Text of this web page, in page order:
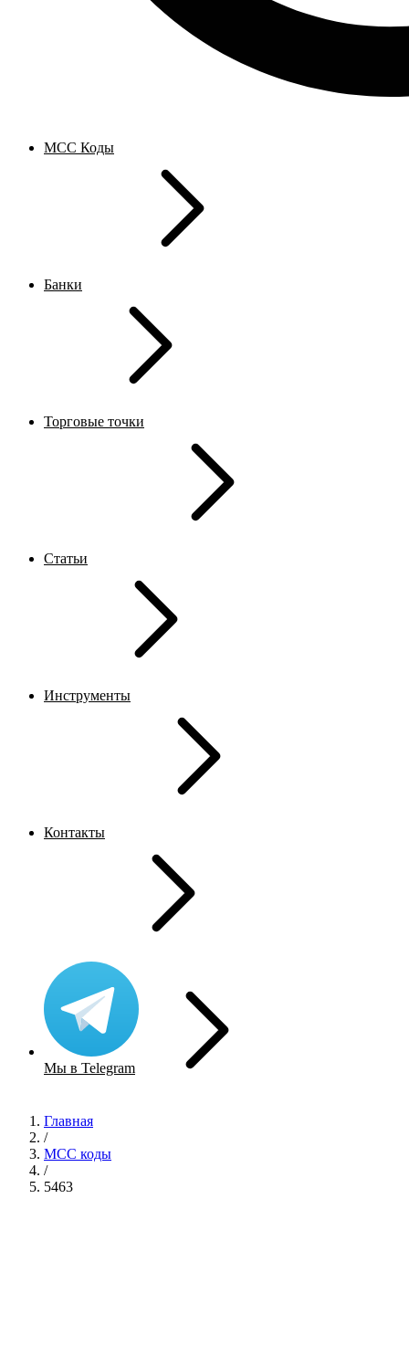
MCC Коды
Банки
Торговые точки
Статьи
Инструменты
Контакты
Мы в Telegram
Главная
/
MCC коды
/
5463